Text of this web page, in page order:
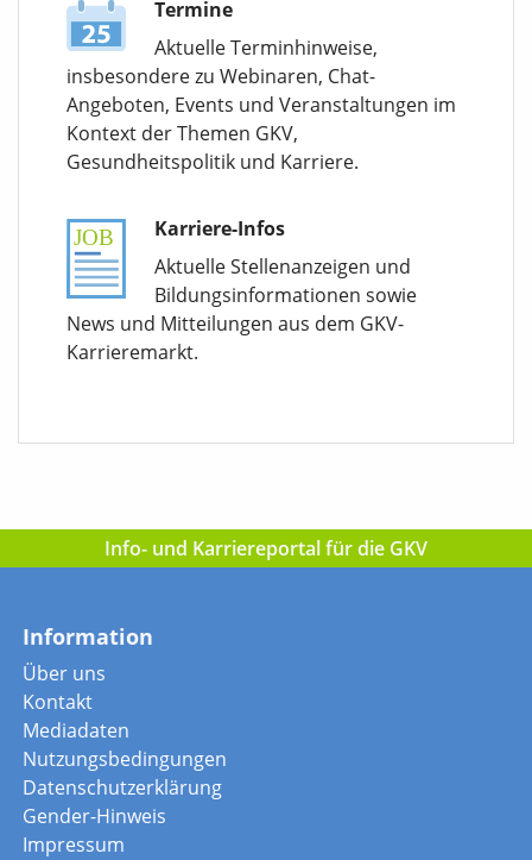
Termine
Aktuelle Terminhinweise,
insbesondere zu Webinaren, Chat-
Angeboten, Events und Veranstaltungen im
Kontext der Themen GKV,
Gesundheitspolitik und Karriere.
Karriere-Infos
Aktuelle Stellenanzeigen und
Bildungsinformationen sowie
News und Mitteilungen aus dem GKV-
Karrieremarkt.
Info- und Karriereportal für die GKV
Information
Über uns
Kontakt
Mediadaten
Nutzungsbedingungen
Datenschutzerklärung
Gender-Hinweis
Impressum